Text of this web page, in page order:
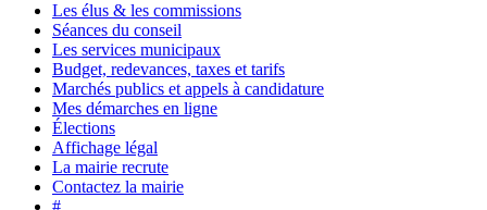
Les élus & les commissions
Séances du conseil
Les services municipaux
Budget, redevances, taxes et tarifs
Marchés publics et appels à candidature
Mes démarches en ligne
Élections
Affichage légal
La mairie recrute
Contactez la mairie
#